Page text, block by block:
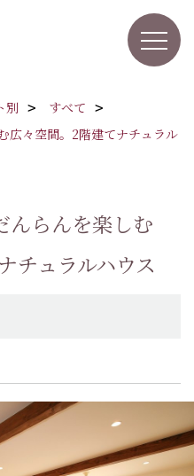
別
すべて
広々空間。2階建てナチュラル
らんを楽しむ
チュラルハウス